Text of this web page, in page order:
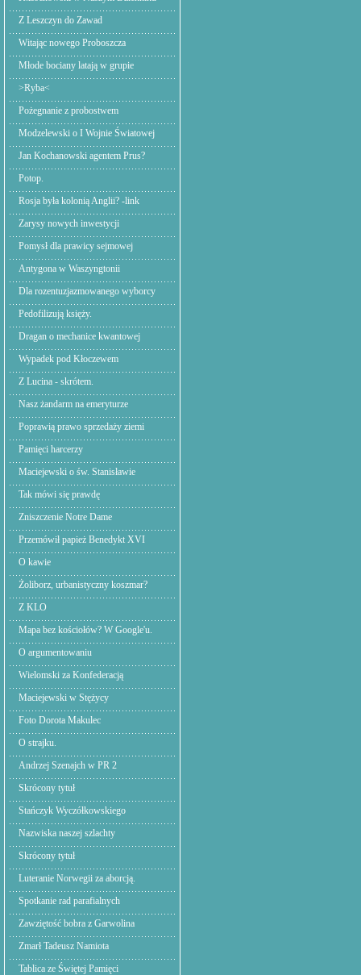
Z Leszczyn do Zawad
Witając nowego Proboszcza
Młode bociany latają w grupie
>Ryba<
Pożegnanie z probostwem
Modzelewski o I Wojnie Światowej
Jan Kochanowski agentem Prus?
Potop.
Rosja była kolonią Anglii? -link
Zarysy nowych inwestycji
Pomysł dla prawicy sejmowej
Antygona w Waszyngtonii
Dla rozentuzjazmowanego wyborcy
Pedofilizują księży.
Dragan o mechanice kwantowej
Wypadek pod Kłoczewem
Z Lucina - skrótem.
Nasz żandarm na emeryturze
Poprawią prawo sprzedaży ziemi
Pamięci harcerzy
Maciejewski o św. Stanisławie
Tak mówi się prawdę
Zniszczenie Notre Dame
Przemówił papież Benedykt XVI
O kawie
Żoliborz, urbanistyczny koszmar?
Z KLO
Mapa bez kościołów? W Google'u.
O argumentowaniu
Wielomski za Konfederacją
Maciejewski w Stężycy
Foto Dorota Makulec
O strajku.
Andrzej Szenajch w PR 2
Skrócony tytuł
Stańczyk Wyczółkowskiego
Nazwiska naszej szlachty
Skrócony tytuł
Luteranie Norwegii za aborcją.
Spotkanie rad parafialnych
Zawziętość bobra z Garwolina
Zmarł Tadeusz Namiota
Tablica ze Świętej Pamięci